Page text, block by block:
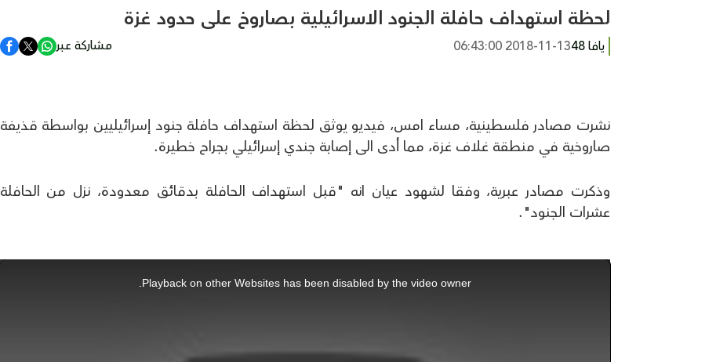
لحظة استهداف حافلة الجنود الاسرائيلية بصاروخ على حدود غزة
يافا 48 2018-11-13 06:43:00 مشاركة عبر
نشرت مصادر فلسطينية، مساء امس، فيديو يوثق لحظة استهداف حافلة جنود إسرائيليين بواسطة قذيفة
صاروخية في منطقة غلاف غزة، مما أدى الى إصابة جندي إسرائيلي بجراح خطيرة.
وذكرت مصادر عبرية، وفقا لشهود عيان انه "قبل استهداف الحافلة بدقائق معدودة، نزل من الحافلة
عشرات الجنود".
This
Playback on other Websites has been disabled by the video owner.